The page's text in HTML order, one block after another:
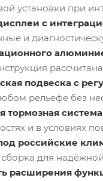
установки при
с
и
подвеска с
рельефе без
тормозная
и в условиях
российские
для
расширения